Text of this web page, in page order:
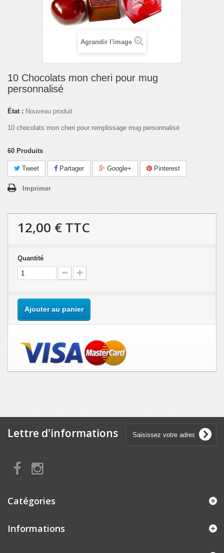
Agrandir l'image
10 Chocolats mon cheri pour mug
personnalisé
État : Nouveau produit
10 chocolats mon cheri pour remplissage mug personnalisé
60 Produits
Tweet Partager Google+ Pinterest
Imprimer
12,00 € TTC
Quantité
Ajouter au panier
Lettre d'informations
Catégories
Informations